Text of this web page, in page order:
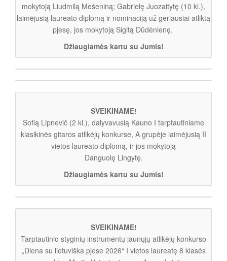
mokytoją Liudmilą Mešeniną; Gabrielę Juozaitytę (10 kl.),
laimėjusią laureato diplomą ir nominaciją už geriausiai atliktą
pjesę, jos mokytoją Sigitą Dūdėnienę.
Džiaugiamės kartu su Jumis!
SVEIKINAME!
Sofią Lipnevič (2 kl.), dalyvavusią Kauno I tarptautiniame
klasikinės gitaros atlikėjų konkurse, A grupėje laimėjusią II
vietos laureato diplomą, ir jos mokytoją
Danguolę Lingytę.
Džiaugiamės kartu su Jumis!
SVEIKINAME!
Tarptautinio styginių instrumentų jaunųjų atlikėjų konkurso
„Diena su lietuviška pjese 2026“ I vietos laureatę 8 klasės